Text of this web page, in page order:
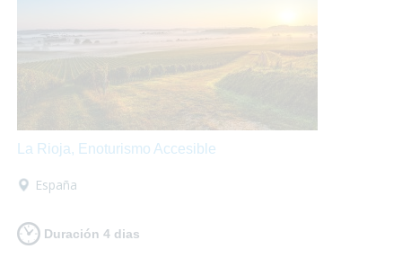
La Rioja, Enoturismo Accesible
España
Duración 4 dias